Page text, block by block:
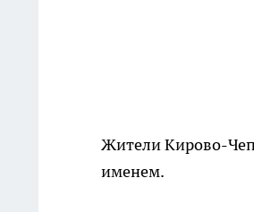
Жители Кирово-
именем.